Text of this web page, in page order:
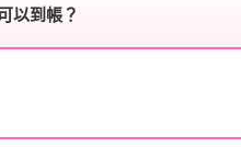
管道。您獲得的遊戲商品與官方購
以到帳？